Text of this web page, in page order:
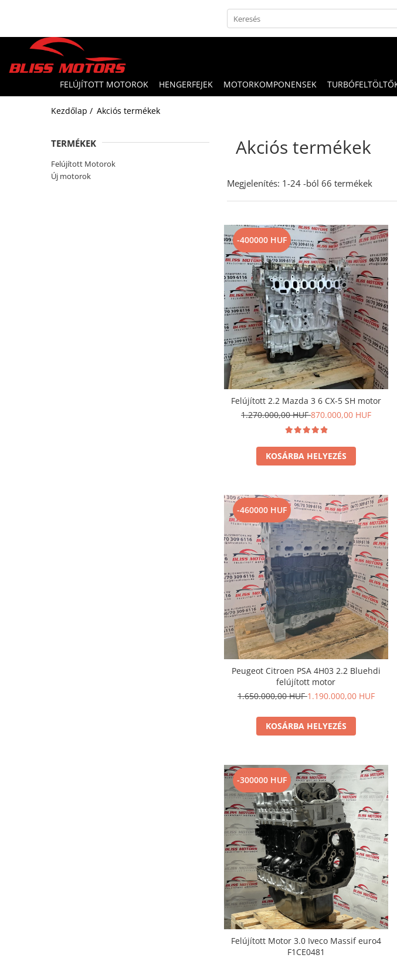
FELÚJÍTOTT MOTOROK HENGERFEJEK MOTORKOMPONENSEK
Kezdőlap / Akciós termékek
Akciós termékek
TERMÉKEK
Felújított Motorok
Új motorok
Megjelenítés: 1-24 -ból 66 termékek
-400000 HUF
Felújított 2.2 Mazda 3 6 CX-5 SH motor
1.270.000,00 HUF870.000,00 HUF
KOSÁRBA HELYEZÉS
-460000 HUF
Peugeot Citroen PSA 4H03 2.2 Bluehdi
felújított motor
1.650.000,00 HUF1.190.000,00 HUF
KOSÁRBA HELYEZÉS
-300000 HUF
Felújított Motor 3.0 Iveco Massif euro4
F1CE0481